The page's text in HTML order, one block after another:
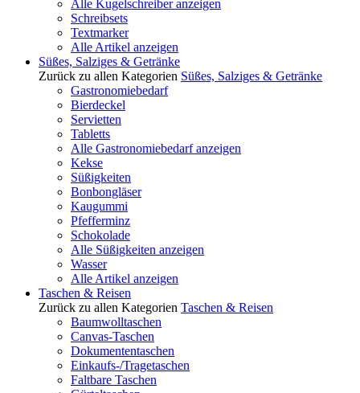
Alle Kugelschreiber anzeigen
Schreibsets
Textmarker
Alle Artikel anzeigen
Süßes, Salziges & Getränke
Zurück zu allen Kategorien Süßes, Salziges & Getränke
Gastronomiebedarf
Bierdeckel
Servietten
Tabletts
Alle Gastronomiebedarf anzeigen
Kekse
Süßigkeiten
Bonbongläser
Kaugummi
Pfefferminz
Schokolade
Alle Süßigkeiten anzeigen
Wasser
Alle Artikel anzeigen
Taschen & Reisen
Zurück zu allen Kategorien Taschen & Reisen
Baumwolltaschen
Canvas-Taschen
Dokumententaschen
Einkaufs-/Tragetaschen
Faltbare Taschen